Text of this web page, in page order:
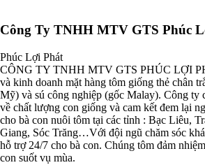
Công Ty TNHH MTV GTS Phúc
Phúc Lợi Phát
CÔNG TY TNHH MTV GTS PHÚC LỢI
và kinh doanh mặt hàng tôm giống thẻ chân
Mỹ) và sú công nghiệp (gốc Malay). Công ty
về chất lượng con giống và cam kết đem lại
cho bà con nuôi tôm tại các tỉnh : Bạc Liêu,
Giang, Sóc Trăng…Với đội ngũ chăm sóc
hỗ trợ 24/7 cho bà con. Chúng tôm đảm
con suốt vụ mùa.